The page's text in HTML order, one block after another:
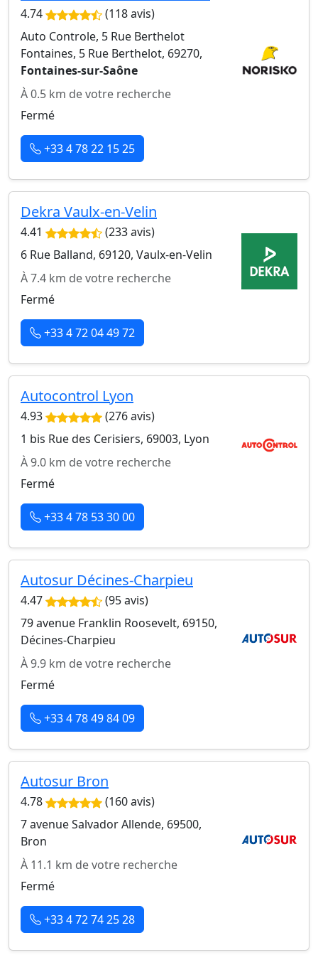
4.74
(118 avis)
Auto Controle, 5 Rue Berthelot
Fontaines, 5 Rue Berthelot, 69270,
Fontaines-sur-Saône
À 0.5 km de votre recherche
Fermé
+33 4 78 22 15 25
Dekra Vaulx-en-Velin
4.41
(233 avis)
6 Rue Balland, 69120, Vaulx-en-Velin
À 7.4 km de votre recherche
Fermé
+33 4 72 04 49 72
Autocontrol Lyon
4.93
(276 avis)
1 bis Rue des Cerisiers, 69003, Lyon
À 9.0 km de votre recherche
Fermé
+33 4 78 53 30 00
Autosur Décines-Charpieu
4.47
(95 avis)
79 avenue Franklin Roosevelt, 69150,
Décines-Charpieu
À 9.9 km de votre recherche
Fermé
+33 4 78 49 84 09
Autosur Bron
4.78
(160 avis)
7 avenue Salvador Allende, 69500,
Bron
À 11.1 km de votre recherche
Fermé
+33 4 72 74 25 28